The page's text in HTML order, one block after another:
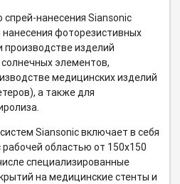
спрей-нанесения Siansonic
фоторезистивных
производстве изделий
элементов,
медицинских изделий
а также для
Siansonic включает в себя
областью от 150х150
специализированные
на медицинские стенты и